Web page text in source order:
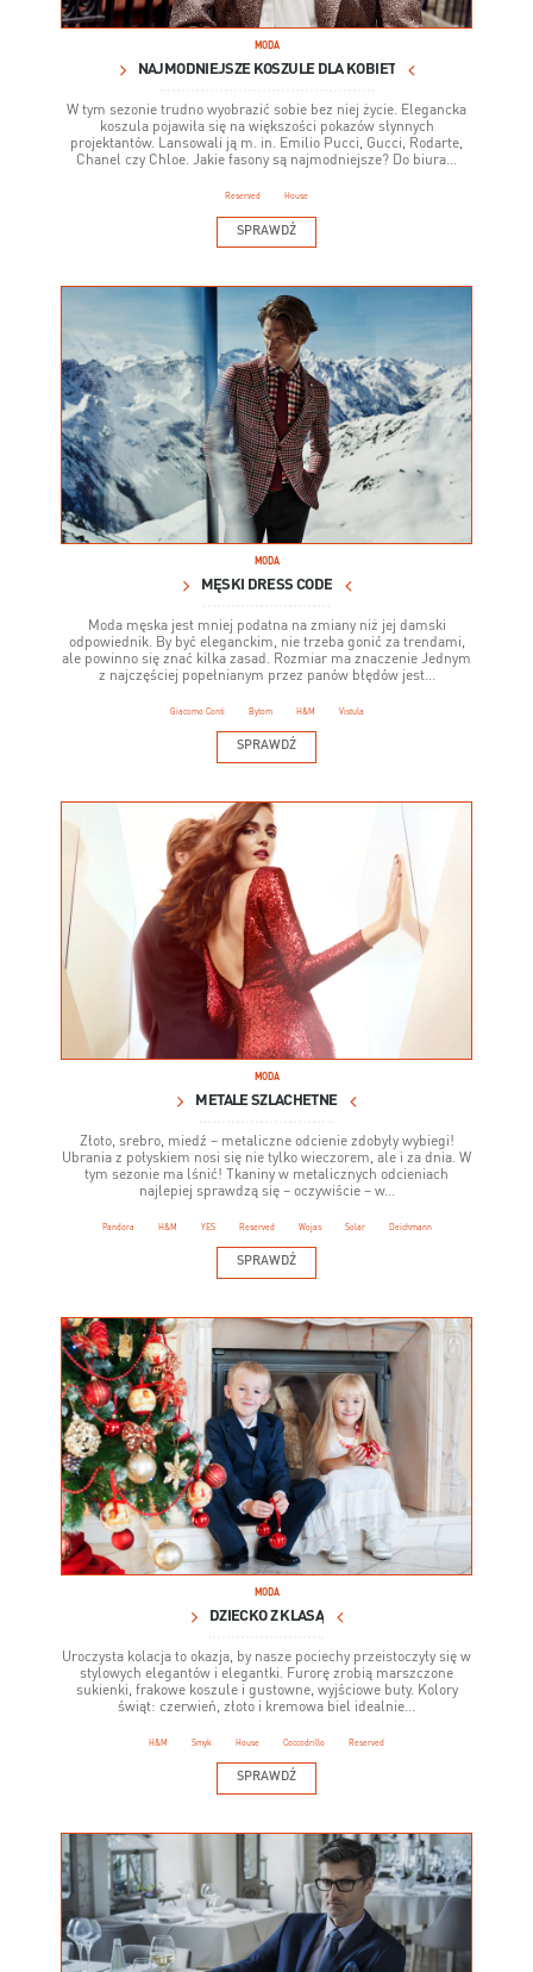
MODA
NAJMODNIEJSZE KOSZULE DLA KOBIET
W tym sezonie trudno wyobrazić sobie bez niej życie. Elegancka
koszula pojawiła się na większości pokazów słynnych
projektantów. Lansowali ją m. in. Emilio Pucci, Gucci, Rodarte,
Chanel czy Chloe. Jakie fasony są najmodniejsze? Do biura...
Reserved House
SPRAWDŹ
MODA
MĘSKI DRESS CODE
Moda męska jest mniej podatna na zmiany niż jej damski
odpowiednik. By być eleganckim, nie trzeba gonić za trendami,
ale powinno się znać kilka zasad. Rozmiar ma znaczenie Jednym
z najczęściej popełnianym przez panów błędów jest...
Giacomo Conti Bytom H&M Vistula
SPRAWDŹ
MODA
METALE SZLACHETNE
Złoto, srebro, miedź – metaliczne odcienie zdobyły wybiegi!
Ubrania z połyskiem nosi się nie tylko wieczorem, ale i za dnia. W
tym sezonie ma lśnić! Tkaniny w metalicznych odcieniach
najlepiej sprawdzą się – oczywiście – w...
Pandora H&M YES Reserved Wojas Solar Deichmann
SPRAWDŹ
MODA
DZIECKO Z KLASĄ
Uroczysta kolacja to okazja, by nasze pociechy przeistoczyły się w
stylowych elegantów i elegantki. Furorę zrobią marszczone
sukienki, frakowe koszule i gustowne, wyjściowe buty. Kolory
świąt: czerwień, złoto i kremowa biel idealnie...
H&M Smyk House Coccodrillo Reserved
SPRAWDŹ